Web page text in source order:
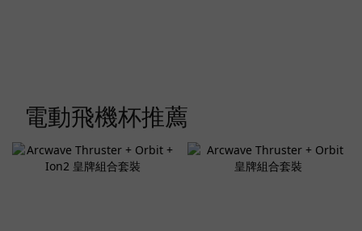
電動飛機杯推薦